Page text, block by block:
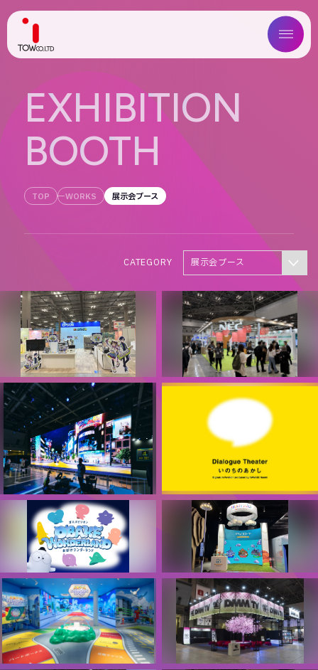
ABOUT US
SERVICE
WORKS
MAGAZINE
COMPANY
NEWS
EXHIBITION
BOOTH
TOP WORKS 展示会ブース
CATEGORY 展示会ブース
第5回 推し活EXPO2026夏展 エ
プソンブース
エプソン販売株式会社
EDIX東京2026 NECパーソナル
コンピュータブース
NECパーソナルコンピュータ株
Tokyo Future Tour 2035
一般社団法人 日本自動車工業会
河瀨直美プロデュース 大阪・関
西万博 シグネチャーパビリオン
「Dialogue Theater - いのちの
あかし - 」
公益社団法人２０２５年日本国
際博覧会協会
ガスパビリオン おばけワンダ
ーランド
一般社団法人日本ガス協会
未来の都市パビリオン ミライス
コープ
関西電力送配電